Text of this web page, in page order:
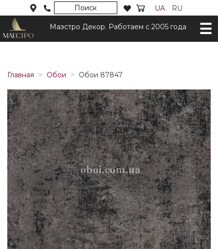
Поиск UA RU
Маэстро Декор. Работаем с 2005 года
Главная Обои Обои 87847